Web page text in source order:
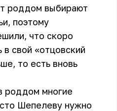
роддом выбирают
поэтому
что скоро
свой «отцовский
то есть вновь
роддом многие
Шепелеву нужно